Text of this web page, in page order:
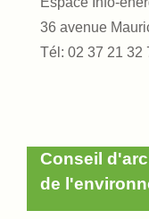
36 avenue
Tél: 02
Conseil
de